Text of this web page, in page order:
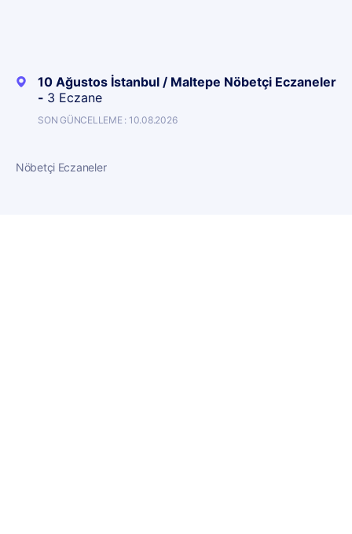
10 Ağustos İstanbul / Maltepe Nöbetçi Eczaneler
- 3 Eczane
SON GÜNCELLEME : 10.08.2026
Nöbetçi Eczaneler